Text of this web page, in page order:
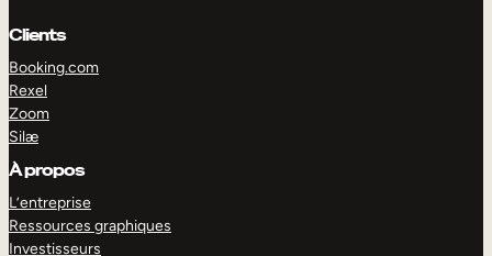
Clients
Booking.com
Rexel
Zoom
Silæ
À propos
L’entreprise
Ressources graphiques
Investisseurs